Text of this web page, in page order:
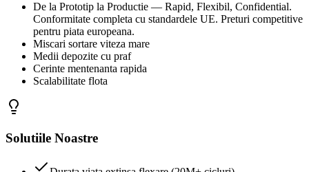
De la Prototip la Productie — Rapid, Flexibil, Confidential.
Conformitate completa cu standardele UE. Preturi competitive
pentru piata europeana.
Miscari sortare viteza mare
Medii depozite cu praf
Cerinte mentenanta rapida
Scalabilitate flota
Solutiile Noastre